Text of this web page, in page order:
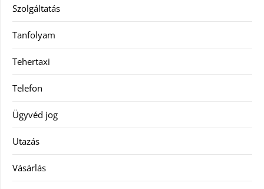
Szolgáltatás
Tanfolyam
Tehertaxi
Telefon
Ügyvéd jog
Utazás
Vásárlás